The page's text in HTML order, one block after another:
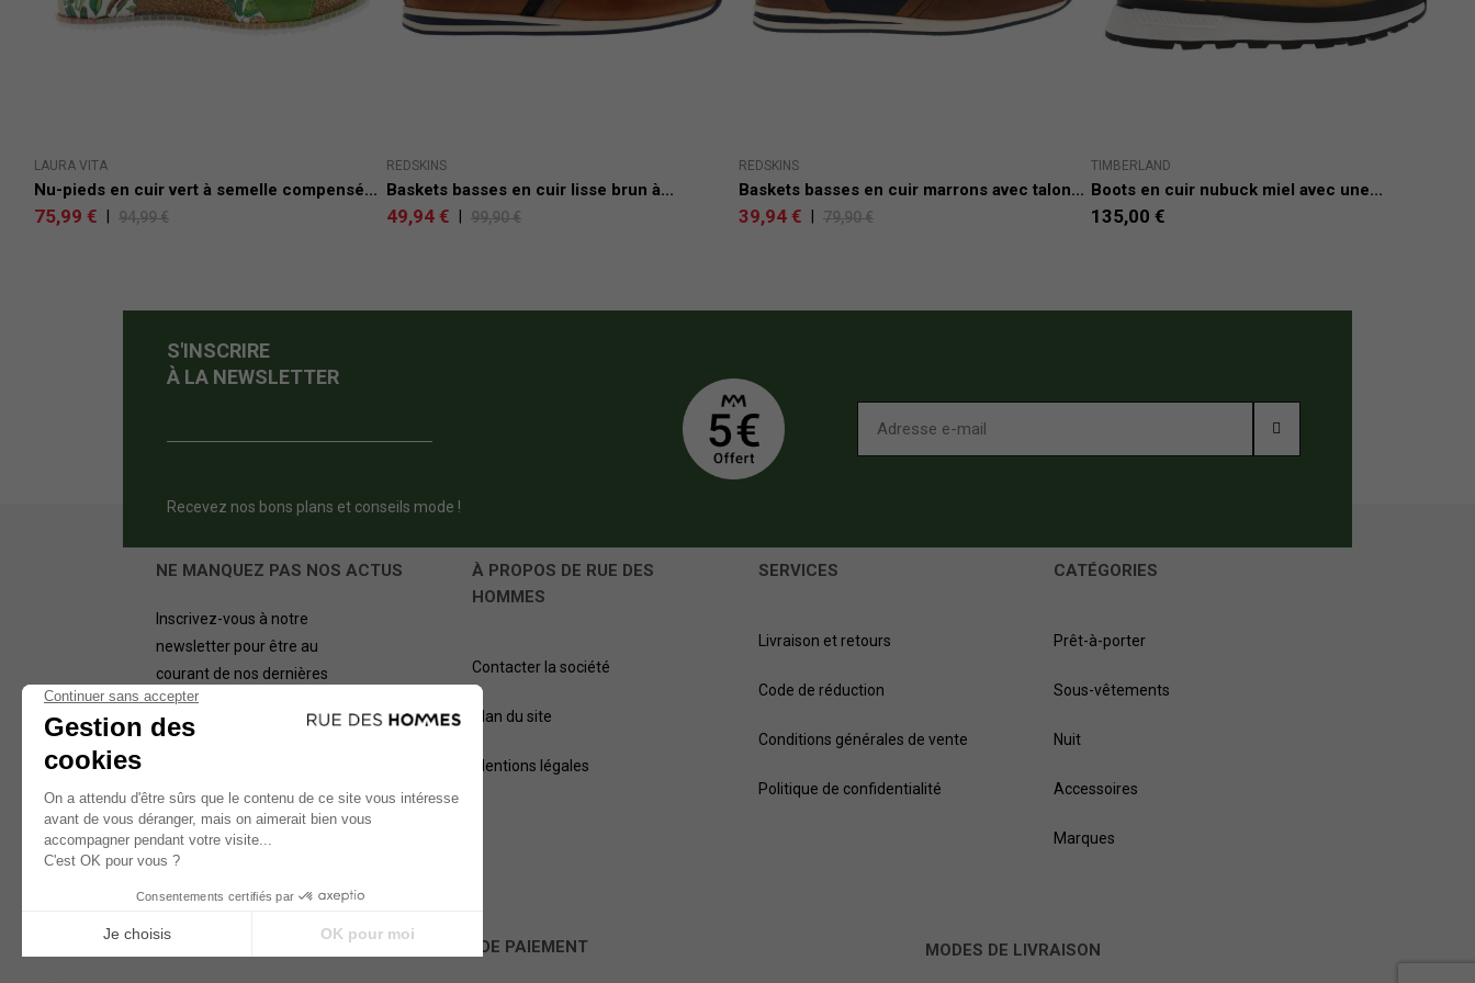
LAURA VITA
Nu-pieds en cuir vert à semelle compensé...
75,99 € 94,99 €
REDSKINS
Baskets basses en cuir lisse brun à...
49,94 € 99,90 €
REDSKINS
Baskets basses en cuir marrons avec talon...
39,94 € 79,90 €
TIMBERLAND
Boots en cuir nubuck miel avec une...
135,00 €
S'INSCRIRE
À LA NEWSLETTER
Recevez nos bons plans et conseils mode !
NE MANQUEZ PAS NOS ACTUS
Inscrivez-vous à notre
newsletter pour être au
courant de nos dernières
offres.
À PROPOS DE RUE DES
HOMMES
Contacter la société
Plan du site
Mentions légales
SERVICES
Livraison et retours
Code de réduction
Conditions générales de vente
Politique de confidentialité
CATÉGORIES
Prêt-à-porter
Sous-vêtements
Nuit
Accessoires
Marques
NOS MÉTHODES DE PAIEMENT MODES DE LIVRAISON